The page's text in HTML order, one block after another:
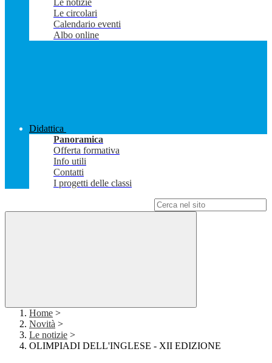
Le notizie
Le circolari
Calendario eventi
Albo online
Didattica
Panoramica
Offerta formativa
Info utili
Contatti
I progetti delle classi
Home >
Novità >
Le notizie >
OLIMPIADI DELL'INGLESE - XII EDIZIONE